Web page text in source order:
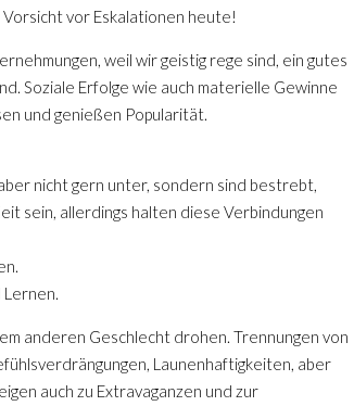
vor Eskalationen heute!
weil wir geistig rege sind, ein gutes
Soziale Erfolge wie auch materielle Gewinne
und genießen Popularität.
nicht gern unter, sondern sind bestrebt,
sein, allerdings halten diese Verbindungen
anderen Geschlecht drohen. Trennungen von
Launenhaftigkeiten, aber
auch zu Extravaganzen und zur